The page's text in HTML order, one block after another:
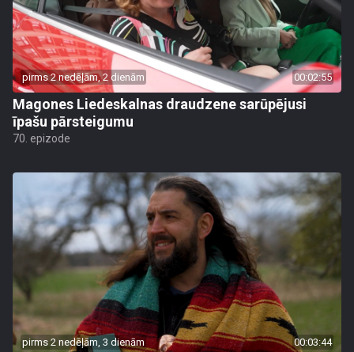
pirms 2 nedēļām, 2 dienām 00:02:55
Magones Liedeskalnas draudzene sarūpējusi
īpašu pārsteigumu
70. epizode
pirms 2 nedēļām, 3 dienām 00:03:44